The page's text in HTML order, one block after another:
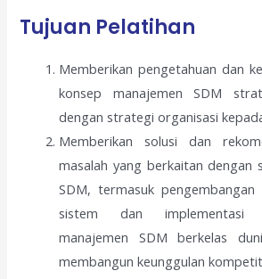
Tujuan Pelatihan
Memberikan pengetahuan dan
konsep manajemen SDM
dengan strategi organisasi
Memberikan solusi dan
masalah yang berkaitan dengan
SDM, termasuk
sistem dan implementasi
manajemen SDM berkelas
membangun keunggulan